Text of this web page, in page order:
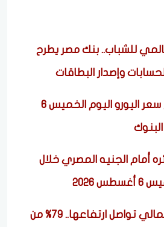
للشباب.. بنك مصر يطرح
وإصدار البطاقات
وصل لكام؟.. تراجع سعر اليورو اليوم الخميس 6
أمام الجنيه المصري خلال
2026
معدلات الشمول المالي تواصل ارتفاعها.. 79% من